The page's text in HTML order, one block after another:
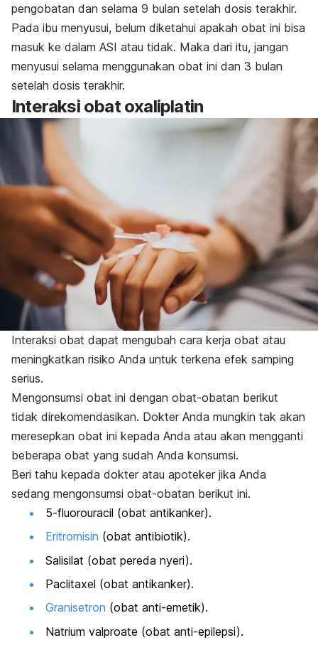
pengobatan dan selama 9 bulan setelah dosis terakhir.
Pada ibu menyusui, belum diketahui apakah obat ini bisa
masuk ke dalam ASI atau tidak. Maka dari itu, jangan
menyusui selama menggunakan obat ini dan 3 bulan
setelah dosis terakhir.
Interaksi obat oxaliplatin
Interaksi obat dapat mengubah cara kerja obat atau
meningkatkan risiko Anda untuk terkena efek samping
serius.
Mengonsumsi obat ini dengan obat-obatan berikut
tidak direkomendasikan. Dokter Anda mungkin tak akan
meresepkan obat ini kepada Anda atau akan mengganti
beberapa obat yang sudah Anda konsumsi.
Beri tahu kepada dokter atau apoteker jika Anda
sedang mengonsumsi obat-obatan berikut ini.
5-fluorouracil (obat antikanker).
Eritromisin (obat antibiotik).
Salisilat (obat pereda nyeri).
Paclitaxel (obat antikanker).
Granisetron (obat anti-emetik).
Natrium valproate (obat anti-epilepsi).